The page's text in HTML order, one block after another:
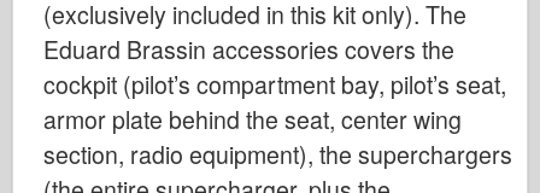
E.T. Модель
Тонкие формы
Силы доблести
ФриулМодель
Хасэгава
(exclusively included in this kit only). The
Eduard Brassin accessories covers the
cockpit (pilot’s compartment bay, pilot’s seat,
armor plate behind the seat, center wing
section, radio equipment), the superchargers